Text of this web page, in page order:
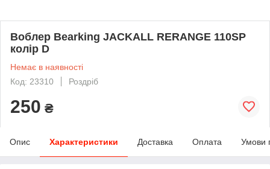
Воблер Bearking JACKALL RERANGE 110SP
колір D
Немає в наявності
Код: 23310
Роздріб
250 ₴
Опис Характеристики Доставка Оплата Умови